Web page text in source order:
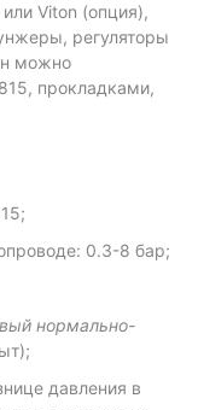
Viton (опция),
регуляторы
можно
прокладками,
0.3-8 бар;
нормально-
давления в